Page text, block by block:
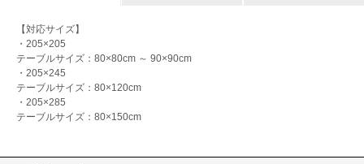
【対応サイズ】
・205×205
テーブルサイズ：80×80cm ～ 90×90cm
・205×245
テーブルサイズ：80×120cm
・205×285
テーブルサイズ：80×150cm